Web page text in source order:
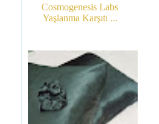
Cosmogenesis Labs
Yaşlanma Karşıtı ...